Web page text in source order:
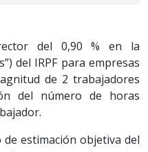
del 0,90 % en la
del IRPF para empresas
de 2 trabajadores
del número de horas
estimación objetiva del